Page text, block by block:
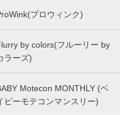
プロウィンク)
by colors(フルーリー by
ラーズ)
Motecon MONTHLY (ベ
ビーモテコンマンスリー)